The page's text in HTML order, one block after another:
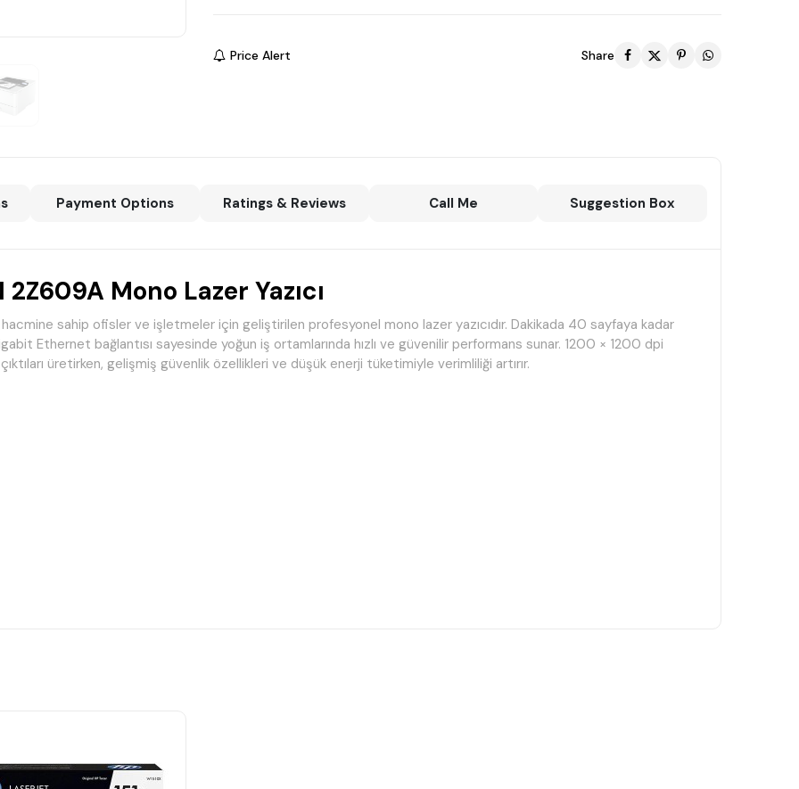
Price Alert Share
Payment Options Ratings & Reviews Call Me Suggestion Box
Mono Lazer Yazıcı
sahip ofisler ve işletmeler için geliştirilen profesyonel mono lazer yazıcıdır. Dakikada 40 sayfaya kadar
Ethernet bağlantısı sayesinde yoğun iş ortamlarında hızlı ve güvenilir performans sunar. 1200 × 1200 dpi
üretirken, gelişmiş güvenlik özellikleri ve düşük enerji tüketimiyle verimliliği artırır.